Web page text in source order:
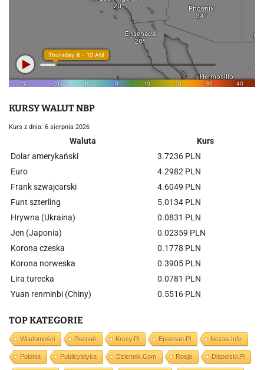
KURSY WALUT NBP
Kurs z dnia: 6 sierpnia 2026
Waluta
Kurs
Dolar amerykański
3.7236 PLN
Euro
4.2982 PLN
Frank szwajcarski
4.6049 PLN
Funt szterling
5.0134 PLN
Hrywna (Ukraina)
0.0831 PLN
Jen (Japonia)
0.02359 PLN
Korona czeska
0.1778 PLN
Korona norweska
0.3905 PLN
Lira turecka
0.0781 PLN
Yuan renminbi (Chiny)
0.5516 PLN
TOP KATEGORIE
Wiadomości Poznań Kresy.pl Epoznan.pl Nczas.info
Polonia Publicystyka Dziennik.com Rosja Dlapolski.pl